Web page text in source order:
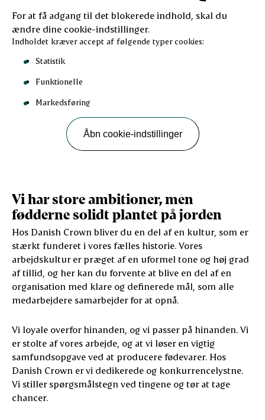
For at få adgang til det blokerede indhold, skal du
ændre dine cookie-indstillinger.
Indholdet kræver accept af følgende typer cookies:
Statistik
Funktionelle
Markedsføring
Åbn cookie-indstillinger
Vi har store ambitioner, men
fødderne solidt plantet på jorden
Hos Danish Crown bliver du en del af en kultur, som er
stærkt funderet i vores fælles historie. Vores
arbejdskultur er præget af en uformel tone og høj grad
af tillid, og her kan du forvente at blive en del af en
organisation med klare og definerede mål, som alle
medarbejdere samarbejder for at opnå.
Vi loyale overfor hinanden, og vi passer på hinanden. Vi
er stolte af vores arbejde, og at vi løser en vigtig
samfundsopgave ved at producere fødevarer. Hos
Danish Crown er vi dedikerede og konkurrencelystne.
Vi stiller spørgsmålstegn ved tingene og tør at tage
chancer.